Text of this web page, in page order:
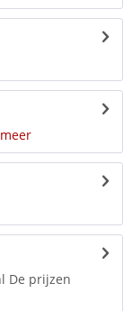
meer
De prijzen